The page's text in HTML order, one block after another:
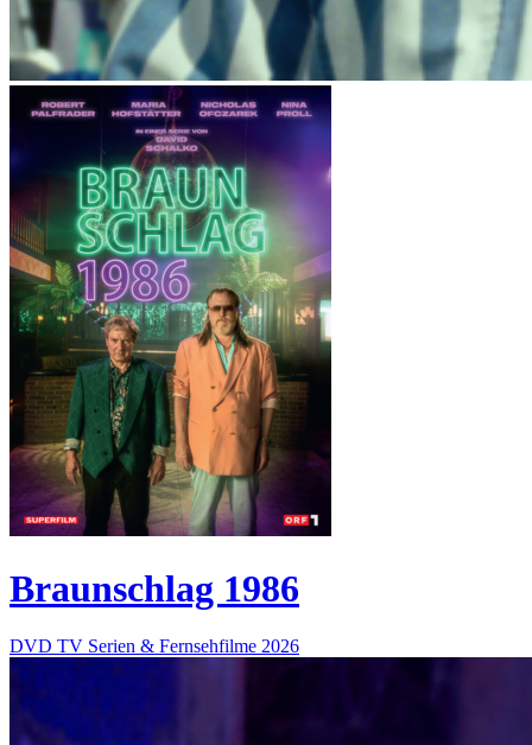
Braunschlag 1986
DVD TV Serien & Fernsehfilme 2026